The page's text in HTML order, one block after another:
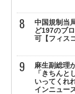
中国規制当
ど197のブ
可【フィス
麻生副総理
「きちんと
いってくれ
インニュー